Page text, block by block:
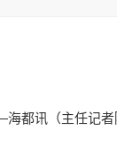
都讯（主任记